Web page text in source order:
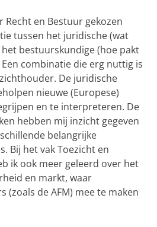
Recht en Bestuur gekozen
tussen het juridische (wat
bestuurskundige (hoe pakt
combinatie die erg nuttig is
De juridische
nieuwe (Europese)
en te interpreteren. De
hebben mij inzicht gegeven
belangrijke
Bij het vak Toezicht en
ik ook meer geleerd over het
en markt, waar
(zoals de AFM) mee te maken